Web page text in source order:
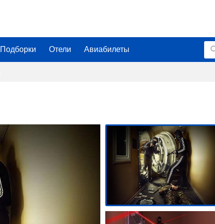
Подборки Отели Авиабилеты